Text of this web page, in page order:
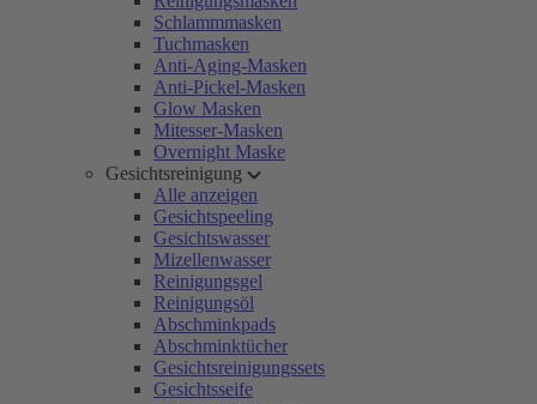
Schlammmasken
Tuchmasken
Anti-Aging-Masken
Anti-Pickel-Masken
Glow Masken
Mitesser-Masken
Overnight Maske
Gesichtsreinigung
Alle anzeigen
Gesichtspeeling
Gesichtswasser
Mizellenwasser
Reinigungsgel
Reinigungsöl
Abschminkpads
Abschminktücher
Gesichtsreinigungssets
Gesichtsseife